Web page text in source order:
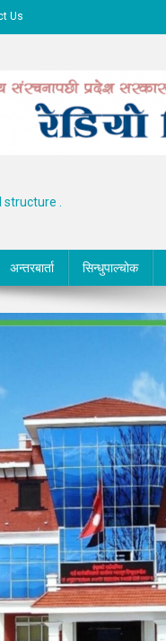
Us
structure .
अन्तरबार्ता सिन्धुपाल्चोक